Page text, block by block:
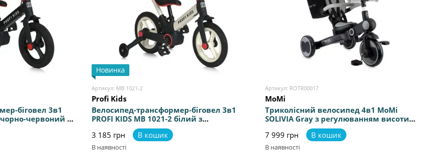
біговел 3в1
чорно-червоний з
регулювання
Новинка
Артикул: MB 1021-2
Profi Kids
Велосипед-трансформер-біговел 3в1
PROFI KIDS MB 1021-2 білий з
батьківською ручкою, регулювання
висоти керма
3 185 грн В кошик
В наявності
Артикул: ROTR00017
MoMi
Триколісний велосипед 4в1 MoMi
SOLIVIA Gray з регулюванням висоти
керма та сидіння однією кнопкою,
підсклянник у комплекті, телескопічна
батьківська ручка
7 999 грн В кошик
В наявності